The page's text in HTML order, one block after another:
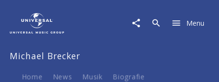
Musik
Merch
Menu
Michael Brecker
Home News Musik Biografie